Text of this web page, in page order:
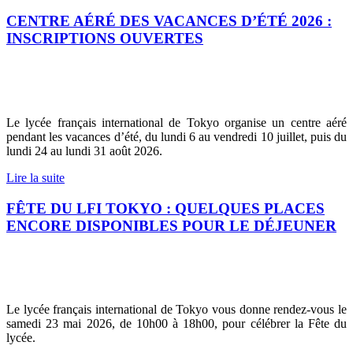
CENTRE AÉRÉ DES VACANCES D’ÉTÉ 2026 :
INSCRIPTIONS OUVERTES
Le lycée français international de Tokyo organise un centre aéré
pendant les vacances d’été, du lundi 6 au vendredi 10 juillet, puis du
lundi 24 au lundi 31 août 2026.
Lire la suite
FÊTE DU LFI TOKYO : QUELQUES PLACES
ENCORE DISPONIBLES POUR LE DÉJEUNER
Le lycée français international de Tokyo vous donne rendez-vous le
samedi 23 mai 2026, de 10h00 à 18h00, pour célébrer la Fête du
lycée.